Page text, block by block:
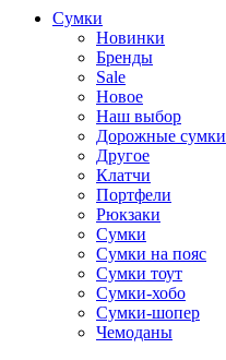
Cумки
Новинки
Бренды
Sale
Новое
Наш выбор
Дорожные сумки
Другое
Клатчи
Портфели
Рюкзаки
Сумки
Сумки на пояс
Сумки тоут
Сумки-хобо
Сумки-шопер
Чемоданы